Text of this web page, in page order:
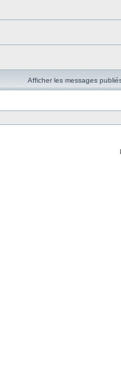
Afficher les messages